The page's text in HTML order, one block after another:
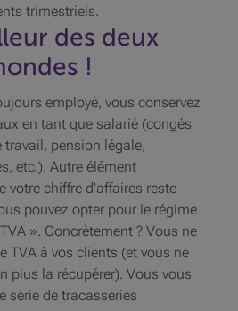
trimestriels.
des deux
!
employé, vous conservez
en tant que salarié (congés
travail, pension légale,
etc.). Autre élément
votre chiffre d'affaires reste
pouvez opter pour le régime
». Concrètement ? Vous ne
TVA à vos clients (et vous ne
plus la récupérer). Vous vous
série de tracasseries